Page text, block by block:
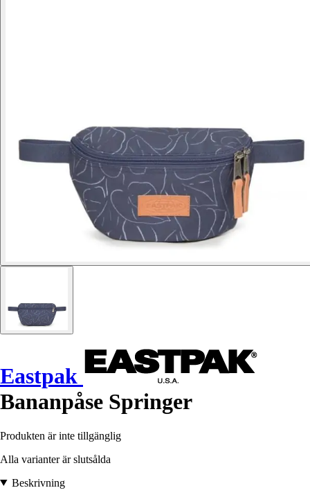
Eastpak
Bananpåse Springer
Produkten är inte tillgänglig
Alla varianter är slutsålda
Beskrivning